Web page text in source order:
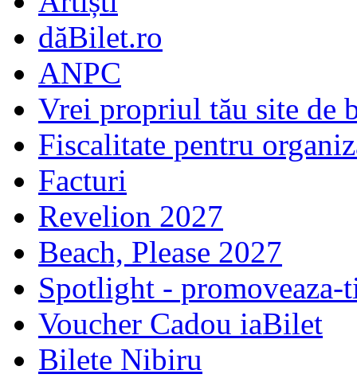
dăBilet.ro
ANPC
Vrei propriul tău site de
Fiscalitate pentru
Facturi
Revelion 2027
Beach, Please 2027
Spotlight - promoveaza-
Voucher Cadou iaBilet
Bilete Nibiru